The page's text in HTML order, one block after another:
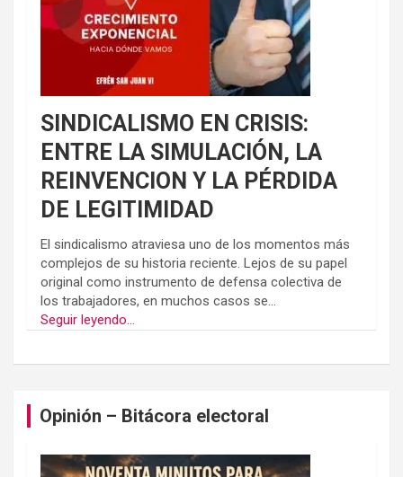
SINDICALISMO EN CRISIS:
ENTRE LA SIMULACIÓN, LA
REINVENCION Y LA PÉRDIDA
DE LEGITIMIDAD
El sindicalismo atraviesa uno de los momentos más
complejos de su historia reciente. Lejos de su papel
original como instrumento de defensa colectiva de
los trabajadores, en muchos casos se...
Seguir leyendo...
Opinión – Bitácora electoral